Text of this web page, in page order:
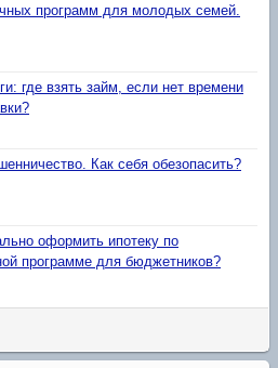
программ для молодых семей.
где взять займ, если нет времени
Как себя обезопасить?
оформить ипотеку по
программе для бюджетников?